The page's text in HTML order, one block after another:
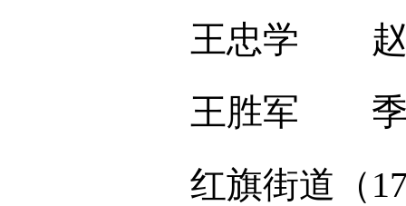
王忠学 赵
王胜军 季
红旗街道（